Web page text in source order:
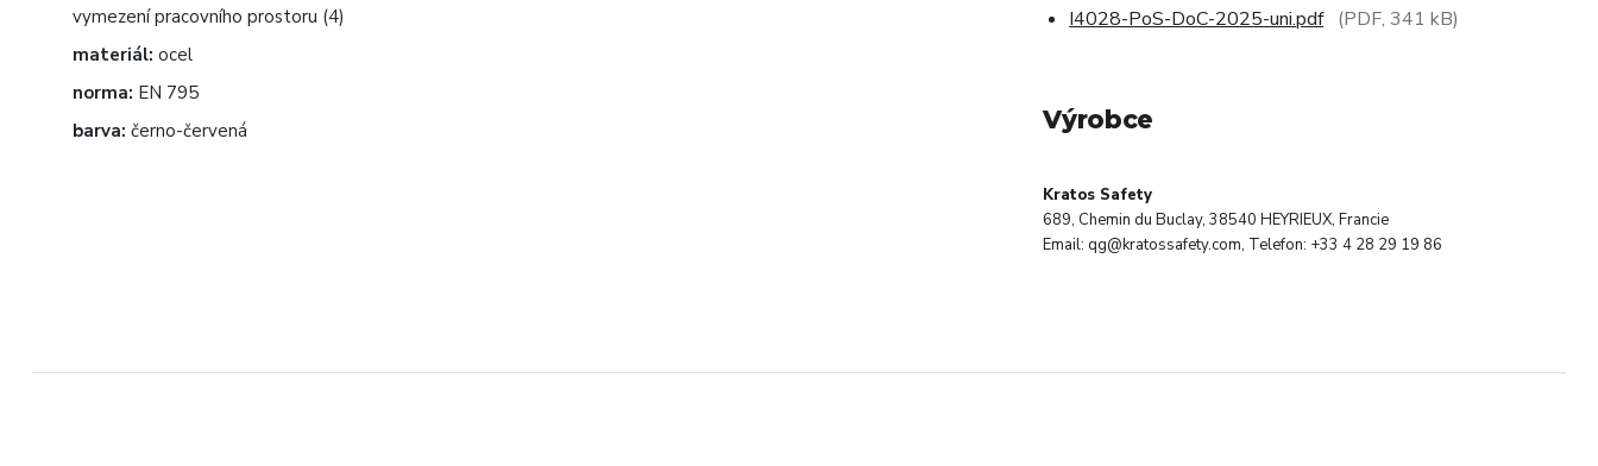
vymezení pracovního prostoru (4)
materiál: ocel
norma: EN 795
barva: černo-červená
I4028-PoS-DoC-2025-uni.pdf (PDF, 341 kB)
Výrobce
Kratos Safety
689, Chemin du Buclay, 38540 HEYRIEUX, Francie
Email: qg@kratossafety.com, Telefon: +33 4 28 29 19 86